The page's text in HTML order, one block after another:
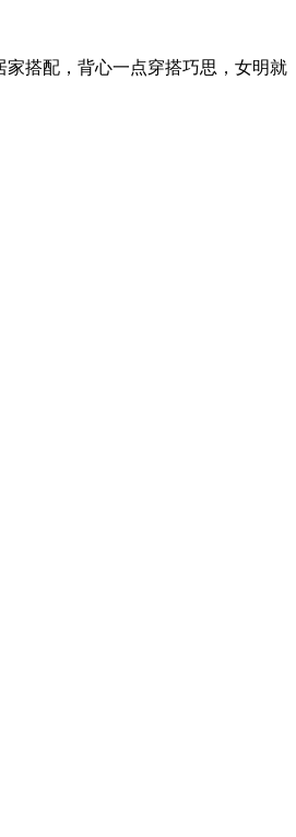
搭配，背心一点穿搭巧思，女明就